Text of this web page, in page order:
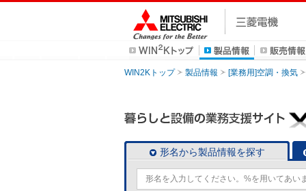
WIN2Kトップ 製品情報 [業務用]空調・換気
形名から製品情報を探す